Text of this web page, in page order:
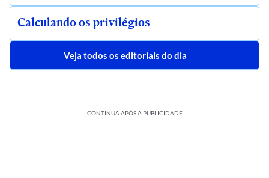
Calculando os privilégios
Veja todos os editoriais do dia
CONTINUA APÓS A PUBLICIDADE